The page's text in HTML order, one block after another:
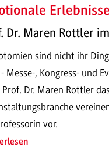
Dr. Maren Rottler
sind nicht ihr
- Messe-, Kongress- und
Prof. Dr. Maren Rottler
vor.